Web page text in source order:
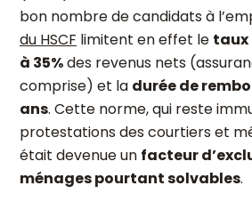
bon nombre de candidats à
du HSCF limitent en effet le taux
à 35%des revenus nets
comprise) et la durée de
ans. Cette norme, qui reste
protestations des courtiers et
était devenue un facteur
ménages pourtant solvables.